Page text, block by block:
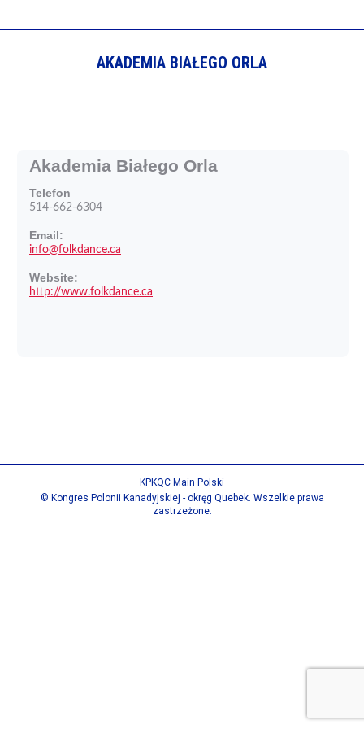
AKADEMIA BIAŁEGO ORLA
Akademia Białego Orla
Telefon
514-662-6304
Email:
info@folkdance.ca
Website:
http://www.folkdance.ca
KPKQC Main Polski
© Kongres Polonii Kanadyjskiej - okręg Quebek. Wszelkie prawa
zastrzeżone.